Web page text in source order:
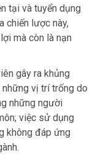
tại và tuyển dụng
chiến lược này,
mà còn là nạn
gây ra khủng
vị trí trống do
những người
việc sử dụng
không đáp ứng